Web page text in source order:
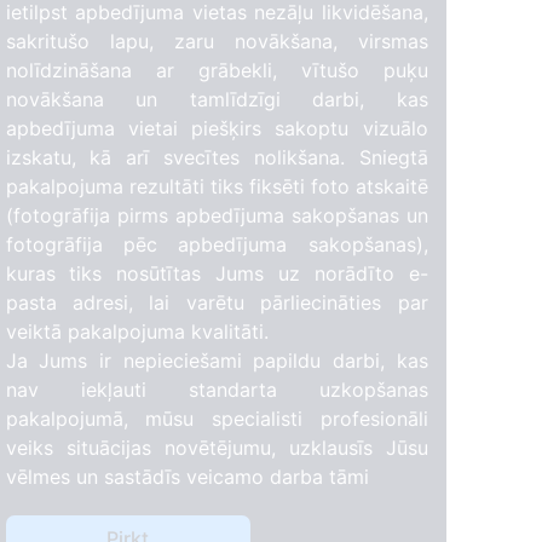
ietilpst apbedījuma vietas nezāļu likvidēšana,
sakritušo lapu, zaru novākšana, virsmas
nolīdzināšana ar grābekli, vītušo puķu
novākšana un tamlīdzīgi darbi, kas
apbedījuma vietai piešķirs sakoptu vizuālo
izskatu, kā arī svecītes nolikšana. Sniegtā
pakalpojuma rezultāti tiks fiksēti foto atskaitē
(fotogrāfija pirms apbedījuma sakopšanas un
fotogrāfija pēc apbedījuma sakopšanas),
kuras tiks nosūtītas Jums uz norādīto e-
pasta adresi, lai varētu pārliecināties par
veiktā pakalpojuma kvalitāti.
Ja Jums ir nepieciešami papildu darbi, kas
nav iekļauti standarta uzkopšanas
pakalpojumā, mūsu specialisti profesionāli
veiks situācijas novētējumu, uzklausīs Jūsu
vēlmes un sastādīs veicamo darba tāmi